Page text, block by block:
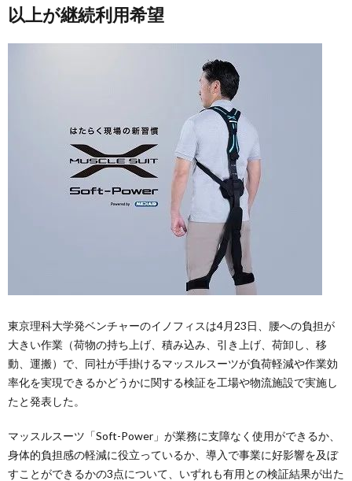
以上が継続利用希望
東京理科大学発ベンチャーのイノフィスは4月23日、腰への負担が
大きい作業（荷物の持ち上げ、積み込み、引き上げ、荷卸し、移
動、運搬）で、同社が手掛けるマッスルスーツが負荷軽減や作業効
率化を実現できるかどうかに関する検証を工場や物流施設で実施し
たと発表した。
マッスルスーツ「Soft-Power」が業務に支障なく使用ができるか、
身体的負担感の軽減に役立っているか、導入で事業に好影響を及ぼ
すことができるかの3点について、いずれも有用との検証結果が出た